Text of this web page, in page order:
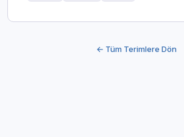
← Tüm Terimlere Dön